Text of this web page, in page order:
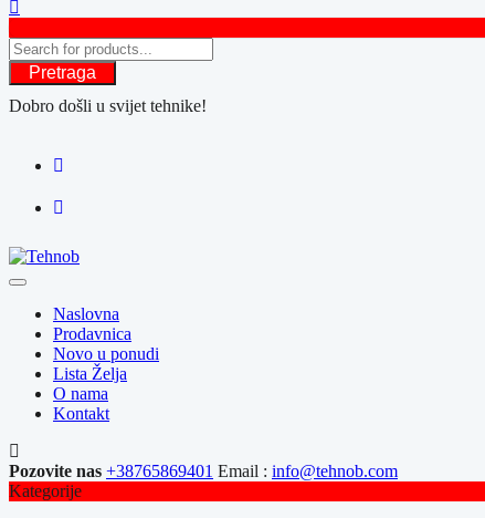
Pretraga
Dobro došli u svijet tehnike!
Naslovna
Prodavnica
Novo u ponudi
Lista Želja
O nama
Kontakt
Pozovite nas +38765869401 Email : info@tehnob.com
Kategorije